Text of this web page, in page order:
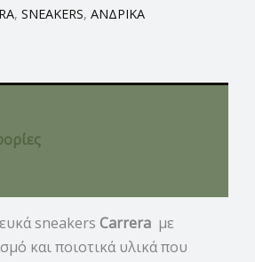
, SNEAKERS, ΑΝΔΡΙΚΑ
sneakers Carrera με
και ποιοτικά υλικά που